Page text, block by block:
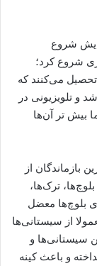
شروع
شروع کرد؛
می‌کنند که
و تلویزیونی در
بیش تر آن‌ها
از
ترک‌ها،
بلوچ‌ها معضل
از سیستانی‌ها
سیستانی‌ها و
و باعث کینه